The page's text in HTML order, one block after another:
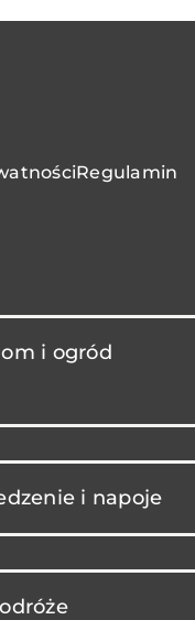
Regulamin
i ogród
i napoje